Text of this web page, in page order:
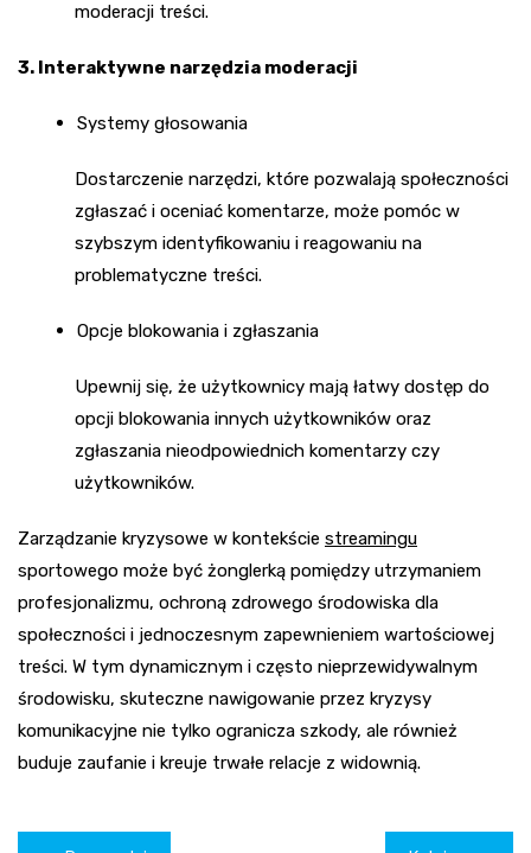
moderacji treści.
3. Interaktywne narzędzia moderacji
Systemy głosowania
Dostarczenie narzędzi, które pozwalają społeczności
zgłaszać i oceniać komentarze, może pomóc w
szybszym identyfikowaniu i reagowaniu na
problematyczne treści.
Opcje blokowania i zgłaszania
Upewnij się, że użytkownicy mają łatwy dostęp do
opcji blokowania innych użytkowników oraz
zgłaszania nieodpowiednich komentarzy czy
użytkowników.
Zarządzanie kryzysowe w kontekście streamingu
sportowego może być żonglerką pomiędzy utrzymaniem
profesjonalizmu, ochroną zdrowego środowiska dla
społeczności i jednoczesnym zapewnieniem wartościowej
treści. W tym dynamicznym i często nieprzewidywalnym
środowisku, skuteczne nawigowanie przez kryzysy
komunikacyjne nie tylko ogranicza szkody, ale również
buduje zaufanie i kreuje trwałe relacje z widownią.